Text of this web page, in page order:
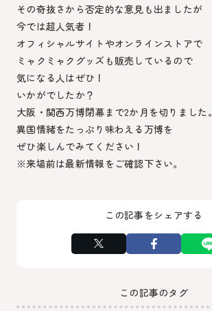
その奇抜さから否定的な意見も出ましたが
今では超人気者！
オフィシャルサイトやオンラインストアで
ミャクミャクグッズも販売しているので
気になる人はぜひ！
いかがでしたか？
大阪・関西万博閉幕まで2か月を切りました。
異国情緒をたっぷり味わえる万博を
ぜひ楽しんでみてください！
※来場前は最新情報をご確認下さい。
この記事をシェアする
この記事のタグ